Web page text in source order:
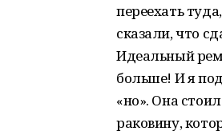
переехать
сказали, что
Идеальный
больше! И я
«но». Она
раковину,